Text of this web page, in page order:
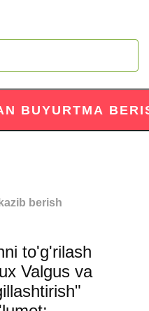
berish
to'g'rilash
Valgus va